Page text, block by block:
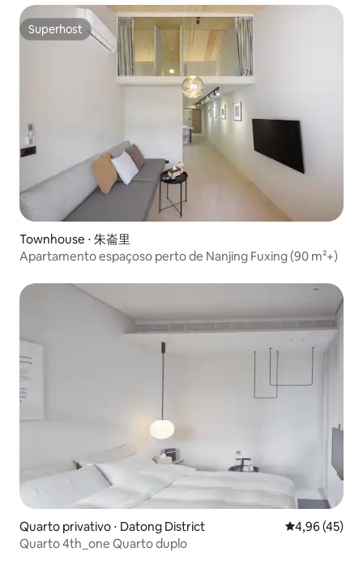
Mercado noturno de Yansan. Rua Dihua ｜ MRT Daqiaotou
Superhost
Superhost
Townhouse ⋅ 朱崙里
Apartamento espaçoso perto de Nanjing Fuxing (90 m²+)
Quarto privativo ⋅ Datong District 4,96 de uma
4,96 (45)
Quarto 4th_one Quarto duplo